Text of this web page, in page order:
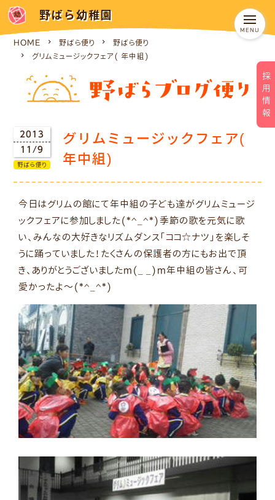
野ばら幼稚園
採用情報
HOME 野ばら便り
野ばら便り
グリムミュージックフェア( 年中組)
2013
11/9
野ばら便り
グリムミュージックフェア(
年中組)
今日はグリムの館にて年中組の子ども達がグリムミュージ
ックフェアに参加しました(*^_^*)季節の歌を元気に歌
い、みんなの大好きなリズムダンス「ココ☆ナツ」を楽しそ
うに踊っていました！たくさんの保護者の方にもお出で頂
き、ありがとうございましたm(_ _)m年中組の皆さん、可
愛かったよ～(*^_^*)